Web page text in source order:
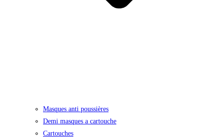
Masques anti poussières
Demi masques a cartouche
Cartouches